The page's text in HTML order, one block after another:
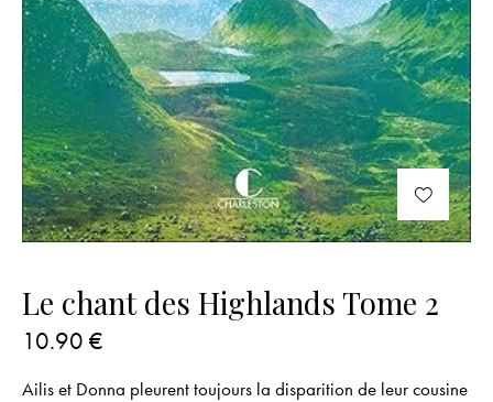
Le chant des Highlands Tome 2
10.90 €
Ailis et Donna pleurent toujours la disparition de leur cousine